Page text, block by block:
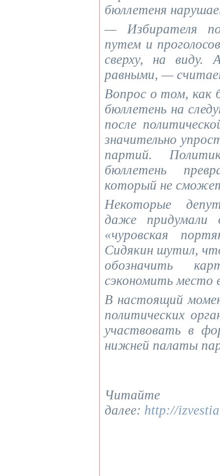
бюллетеня
— Избирателя
путем и
сверху, на
равными, —
Вопрос о том, как
бюллетень на
после
значительно
партий.
бюллетень
который не
Некоторые
даже придумали
«чуровская
Сидякин шутил,
обозначить
сэкономить место
В настоящий
политических
участвовать в
нижней палаты
Читайте
далее: http://